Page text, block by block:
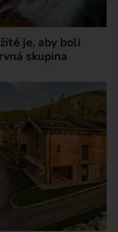
je, aby boli
skupina